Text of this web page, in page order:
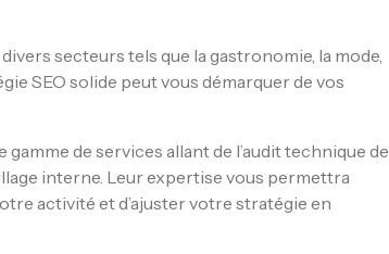
secteurs tels que la gastronomie, la mode,
SEO solide peut vous démarquer de vos
de services allant de l’audit technique de
interne. Leur expertise vous permettra
activité et d’ajuster votre stratégie en